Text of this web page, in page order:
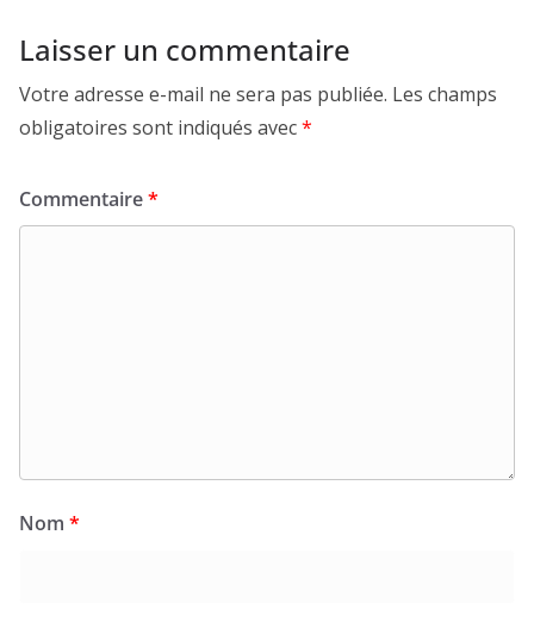
Laisser un commentaire
Votre adresse e-mail ne sera pas publiée. Les champs
obligatoires sont indiqués avec*
Commentaire*
Nom *